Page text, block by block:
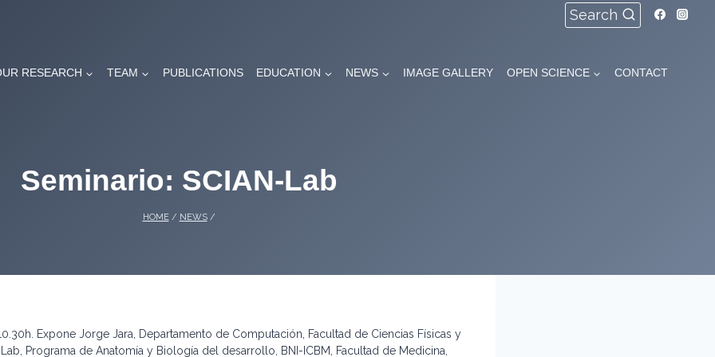
Search
RESEARCH TEAM PUBLICATIONS EDUCATION NEWS IMAGE GALLERY OPEN SCIENCE CONTACT
Seminario: SCIAN-Lab
HOME / NEWS /
Expone Jorge Jara, Departamento de Computación, Facultad de Ciencias Físicas y
Programa de Anatomía y Biología del desarrollo, BNI-ICBM, Facultad de Medicina,